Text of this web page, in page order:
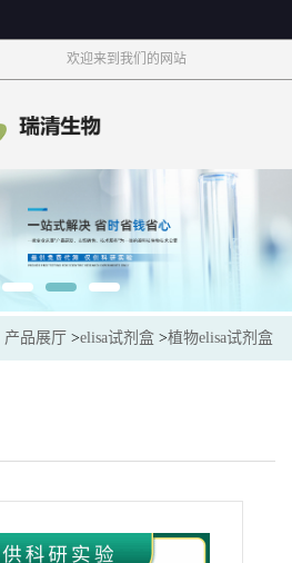
欢迎来到我们的网站
产品展厅 >elisa试剂盒 >植物elisa试剂盒